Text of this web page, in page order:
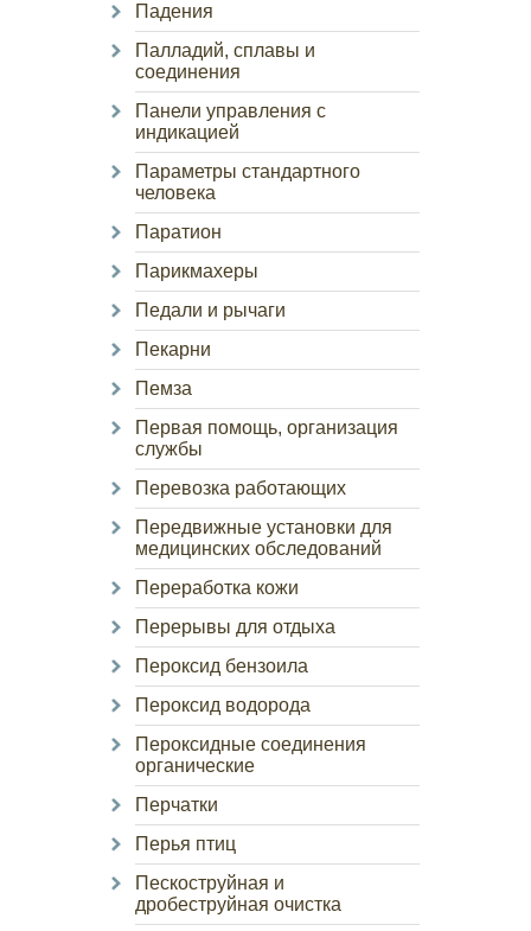
Падения
Палладий, сплавы и
соединения
Панели управления с
индикацией
Параметры стандартного
человека
Паратион
Парикмахеры
Педали и рычаги
Пекарни
Пемза
Первая помощь, организация
службы
Перевозка работающих
Передвижные установки для
медицинских обследований
Переработка кожи
Перерывы для отдыха
Пероксид бензоила
Пероксид водорода
Пероксидные соединения
органические
Перчатки
Перья птиц
Пескоструйная и
дробеструйная очистка